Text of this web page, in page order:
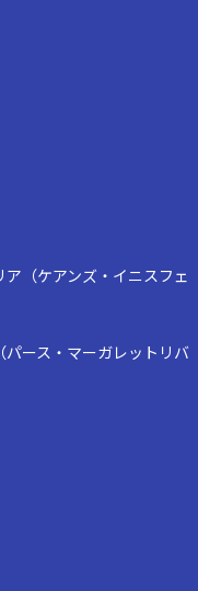
ア（ケアンズ・イニスフェ
パース・マーガレットリバ